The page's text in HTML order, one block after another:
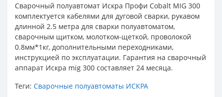
Сварочный полуавтомат Искра Профи Cobalt MIG 300
комплектуется кабелями для дуговой сварки, рукавом
длинной 2.5 метра для сварки полуавтоматом,
сварочным щитком, молотком-щеткой, проволокой
0.8мм*1кг, дополнительными переходниками,
инструкцией по эксплуатации. Гарантия на сварочный
аппарат Искра mig 300 составляет 24 месяца.
Теги: Сварочные полуавтоматы ИСКРА